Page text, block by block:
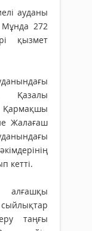
ауданы
272
қызмет
Қазалы
Қармақшы
Жалағаш
кетті.
таңғы